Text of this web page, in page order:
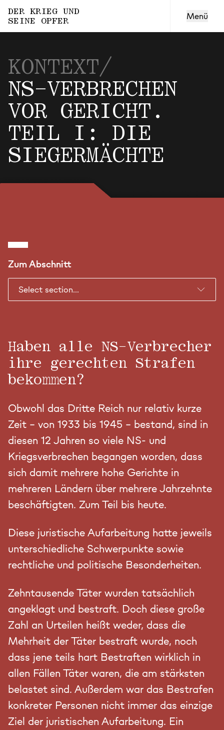
DER KRIEG UND
SEINE OPFER Menü
NUR WEIL SIE ROMA SIND
Siebte Folge
MISSBRAUCHTE KÖRPER
Achte Folge
VOM WERT DES LEBENS
DIE SCHLUCHT
KONTEXT/
NS-VERBRECHEN
VOR GERICHT.
TEIL I: DIE
SIEGERMÄCHTE
Zum Abschnitt
Haben alle NS-Verbrecher
ihre gerechten Strafen
bekommen?
Obwohl das Dritte Reich nur relativ kurze
Zeit – von 1933 bis 1945 – bestand, sind in
diesen 12 Jahren so viele NS- und
Kriegsverbrechen begangen worden, dass
sich damit mehrere hohe Gerichte in
mehreren Ländern über mehrere Jahrzehnte
beschäftigten. Zum Teil bis heute.
Diese juristische Aufarbeitung hatte jeweils
unterschiedliche Schwerpunkte sowie
rechtliche und politische Besonderheiten.
Zehntausende Täter wurden tatsächlich
angeklagt und bestraft. Doch diese große
Zahl an Urteilen heißt weder, dass die
Mehrheit der Täter bestraft wurde, noch
dass jene teils hart Bestraften wirklich in
allen Fällen Täter waren, die am stärksten
belastet sind. Außerdem war das Bestrafen
konkreter Personen nicht immer das einzige
Ziel der juristischen Aufarbeitung. Ein